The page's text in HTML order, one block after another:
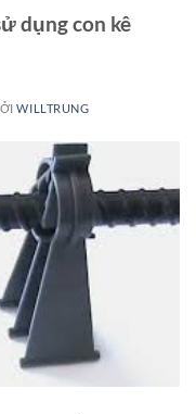
dụng con kê
WILLTRUNG